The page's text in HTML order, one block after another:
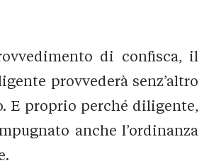
di confisca, il
provvederà senz’altro
E proprio perché diligente,
anche l’ordinanza